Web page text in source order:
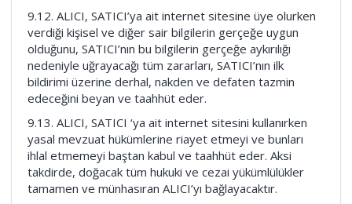
9.12. ALICI, SATICI’ya ait internet sitesine üye olurken
verdiği kişisel ve diğer sair bilgilerin gerçeğe uygun
olduğunu, SATICI’nın bu bilgilerin gerçeğe aykırılığı
nedeniyle uğrayacağı tüm zararları, SATICI’nın ilk
bildirimi üzerine derhal, nakden ve defaten tazmin
edeceğini beyan ve taahhüt eder.
9.13. ALICI, SATICI ‘ya ait internet sitesini kullanırken
yasal mevzuat hükümlerine riayet etmeyi ve bunları
ihlal etmemeyi baştan kabul ve taahhüt eder. Aksi
takdirde, doğacak tüm hukuki ve cezai yükümlülükler
tamamen ve münhasıran ALICI’yı bağlayacaktır.